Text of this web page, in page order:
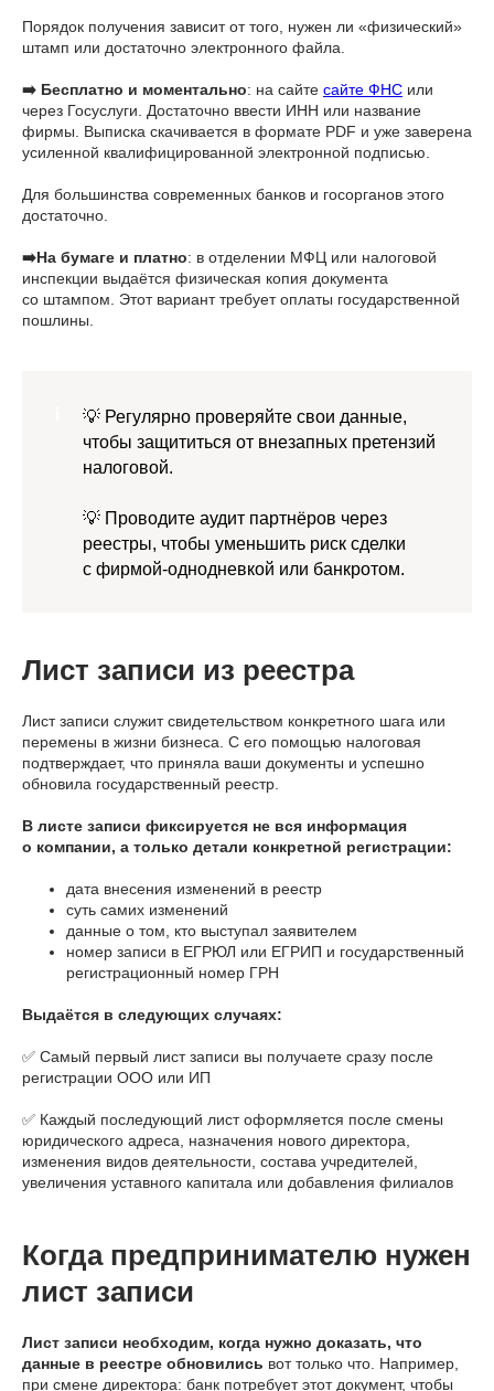
Порядок получения зависит от того, нужен ли «физический»
штамп или достаточно электронного файла.
➡️ Бесплатно и моментально: на сайте сайте ФНС или
через Госуслуги. Достаточно ввести ИНН или название
фирмы. Выписка скачивается в формате PDF и уже заверена
усиленной квалифицированной электронной подписью.
Для большинства современных банков и госорганов этого
достаточно.
➡️На бумаге и платно: в отделении МФЦ или налоговой
инспекции выдаётся физическая копия документа
со штампом. Этот вариант требует оплаты государственной
пошлины.
💡 Регулярно проверяйте свои данные,
чтобы защититься от внезапных претензий
налоговой.
💡 Проводите аудит партнёров через
реестры, чтобы уменьшить риск сделки
с фирмой-однодневкой или банкротом.
Лист записи из реестра
Лист записи служит свидетельством конкретного шага или
перемены в жизни бизнеса. С его помощью налоговая
подтверждает, что приняла ваши документы и успешно
обновила государственный реестр.
В листе записи фиксируется не вся информация
о компании, а только детали конкретной регистрации:
дата внесения изменений в реестр
суть самих изменений
данные о том, кто выступал заявителем
номер записи в ЕГРЮЛ или ЕГРИП и государственный
регистрационный номер ГРН
Выдаётся в следующих случаях:
✅ Самый первый лист записи вы получаете сразу после
регистрации ООО или ИП
✅ Каждый последующий лист оформляется после смены
юридического адреса, назначения нового директора,
изменения видов деятельности, состава учредителей,
увеличения уставного капитала или добавления филиалов
Когда предпринимателю нужен
лист записи
Лист записи необходим, когда нужно доказать, что
данные в реестре обновились вот только что. Например,
при смене директора: банк потребует этот документ, чтобы